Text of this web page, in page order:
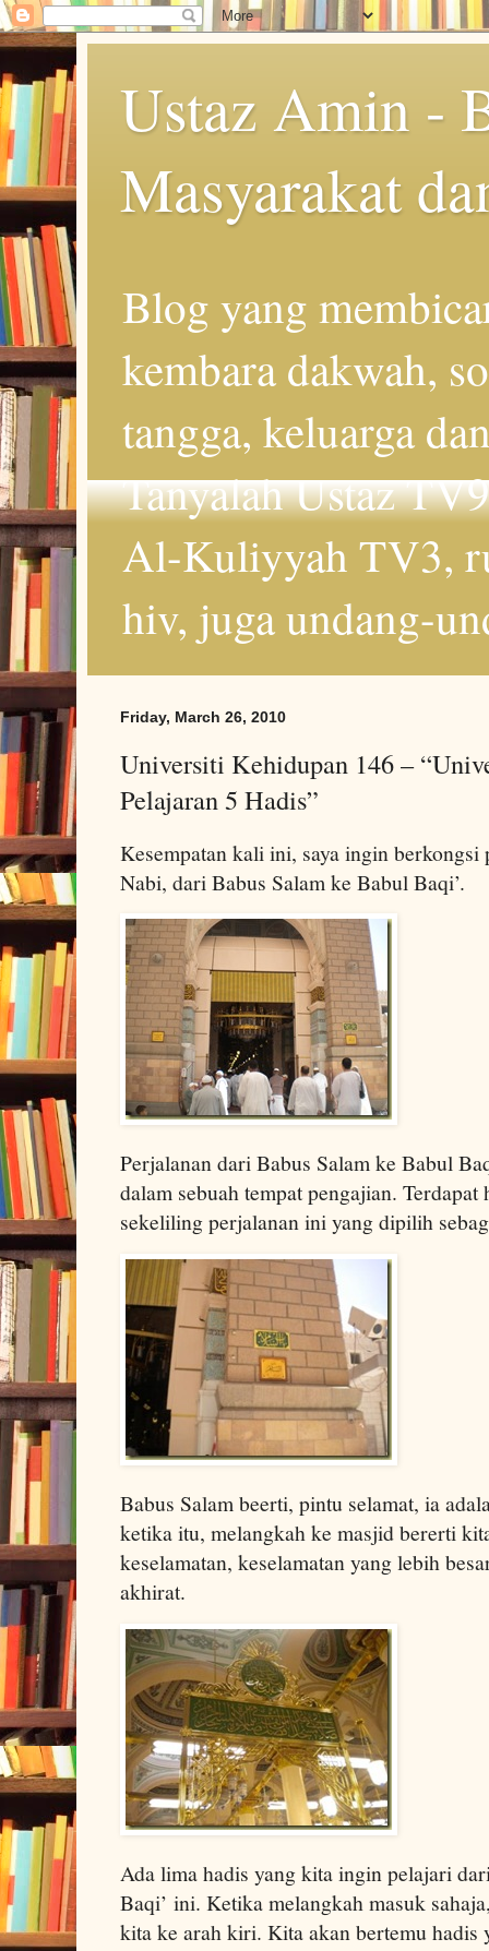
Ustaz Amin -
Masyarakat
Blog yang
kembara dakwah,
tangga, keluarga
Tanyalah Ustaz
Al-Kuliyyah TV3,
hiv, juga undang-
Friday, March 26, 2010
Universiti Kehidupan 146 –
Pelajaran 5 Hadis”
Kesempatan kali ini, saya ingin
Nabi, dari Babus Salam ke Babul Baqi’.
Perjalanan dari Babus Salam ke Babul
dalam sebuah tempat pengajian.
sekeliling perjalanan ini yang dipilih
Babus Salam beerti, pintu selamat, ia
ketika itu, melangkah ke masjid bererti
keselamatan, keselamatan yang lebih
akhirat.
Ada lima hadis yang kita ingin pelajari
Baqi’ ini. Ketika melangkah masuk
kita ke arah kiri. Kita akan bertemu hadis